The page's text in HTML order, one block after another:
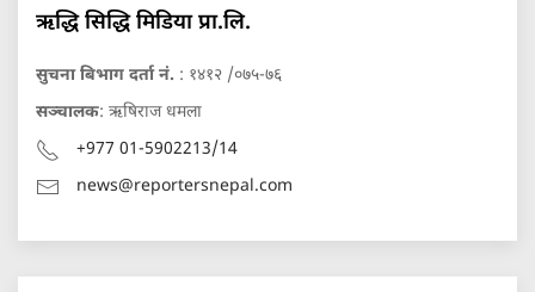
ऋद्धि सिद्धि मिडिया प्रा.लि.
सुचना बिभाग दर्ता नं. : १४१२ /०७५-७६
सञ्चालक: ऋषिराज धमला
+977 01-5902213/14
news@reportersnepal.com